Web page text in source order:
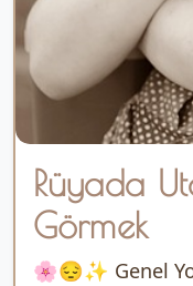
Rüyada
Görmek
🌸😔✨ Genel